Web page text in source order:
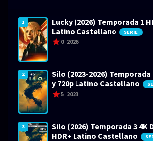
1
Lucky (2026) Temporada 1
Latino Castellano
SERIE
0 2026
2
Silo (2023-2026) Temporada
y 720p Latino Castellano
5 2023
3
Silo (2026) Temporada 3 4K
HDR+ Latino Castellano